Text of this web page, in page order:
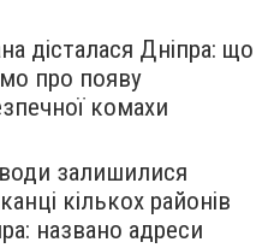
дісталася Дніпра: що
про появу
комахи
залишилися
кількох районів
названо адреси